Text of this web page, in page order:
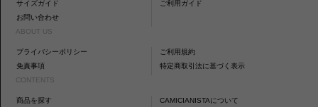
サイズガイド
ご利用ガイド
お問い合わせ
ABOUT US
プライバシーポリシー
ご利用規約
免責事項
特定商取引法に基づく表示
CONTENTS
商品を探す
CAMICIANISTAについて